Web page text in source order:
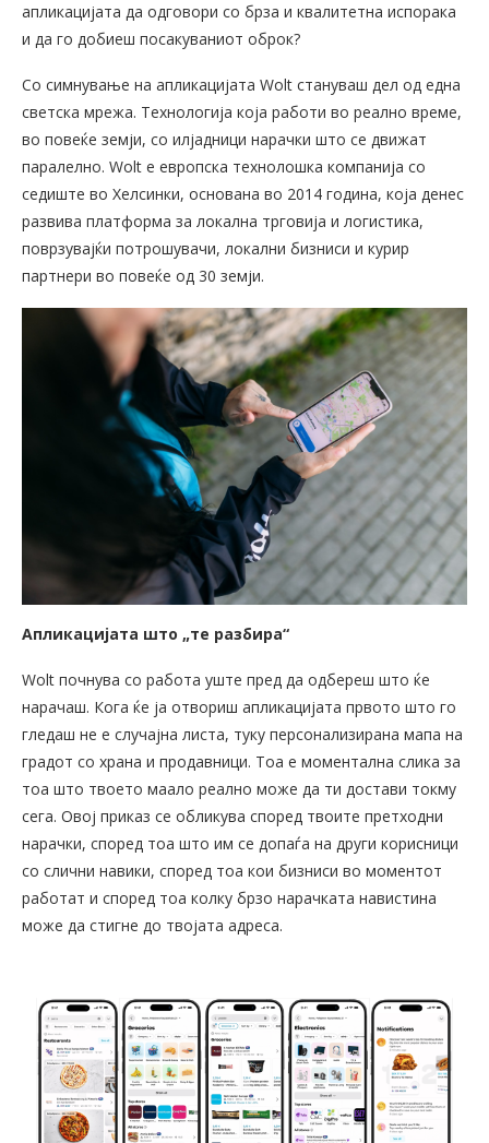
апликацијата да одговори со брза и квалитетна испорака
и да го добиеш посакуваниот оброк?
Со симнување на апликацијата Wolt стануваш дел од една
светска мрежа. Технологија која работи во реално време,
во повеќе земји, со илјадници нарачки што се движат
паралелно. Wolt е европска технолошка компанија со
седиште во Хелсинки, основана во 2014 година, која денес
развива платформа за локална трговија и логистика,
поврзувајќи потрошувачи, локални бизниси и курир
партнери во повеќе од 30 земји.
Апликацијата што „те разбира“
Wolt почнува со работа уште пред да одбереш што ќе
нарачаш. Кога ќе ја отвориш апликацијата првото што го
гледаш не е случајна листа, туку персонализирана мапа на
градот со храна и продавници. Тоа е моментална слика за
тоа што твоето маало реално може да ти достави токму
сега. Овој приказ се обликува според твоите претходни
нарачки, според тоа што им се допаѓа на други корисници
со слични навики, според тоа кои бизниси во моментот
работат и според тоа колку брзо нарачката навистина
може да стигне до твојата адреса.